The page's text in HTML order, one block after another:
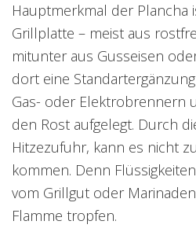
Hauptmerkmal der Plancha
Grillplatte – meist aus
mitunter aus Gusseisen
dort eine
Gas- oder Elektrobrennern
den Rost aufgelegt. Durch
Hitzezufuhr, kann es nicht
kommen. Denn
vom Grillgut oder
Flamme tropfen.